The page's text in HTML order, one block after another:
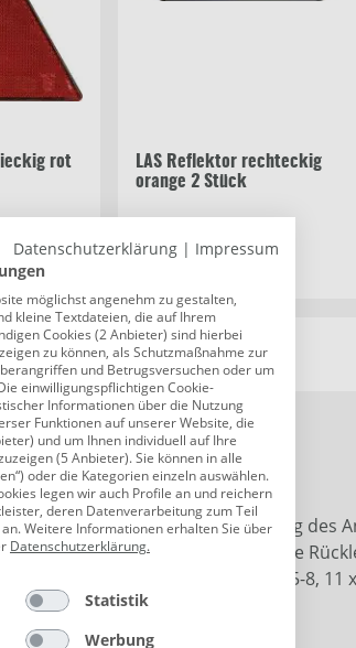
rot
LAS Reflektor rechteckig
orange 2 Stück
Bewertungen
I 10141 links
I von LAS dient zur Beleuchtung
und Nebelschlußleuchte ist diese
BAY15D, 1 Soffitte 12 V/5 W SV8,5-8, 11
Datenschutzerklärung | Impressum
möglichst angenehm zu gestalten,
kleine Textdateien, die auf Ihrem
Cookies (2 Anbieter) sind hierbei
zu können, als Schutzmaßnahme zur
und Betrugsversuchen oder um
einwilligungspflichtigen Cookie-
Informationen über die Nutzung
Funktionen auf unserer Website, die
und um Ihnen individuell auf Ihre
(5 Anbieter). Sie können in alle
oder die Kategorien einzeln auswählen.
legen wir auch Profile an und reichern
deren Datenverarbeitung zum Teil
Weitere Informationen erhalten Sie über
Datenschutzerklärung.
Statistik
Werbung